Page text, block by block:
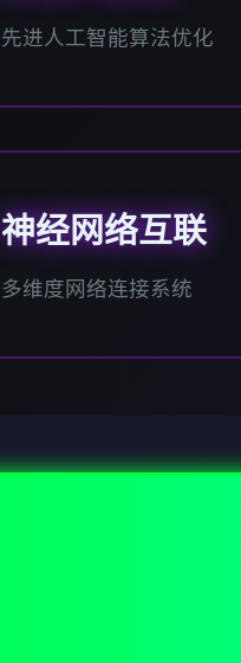
先进人工智能算法优化
神经网络互联
多维度网络连接系统